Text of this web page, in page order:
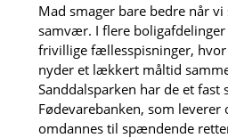
Mad smager bare bedre når
samvær. I flere boligafdelinger
frivillige fællesspisninger,
nyder et lækkert måltid
Sanddalsparken har de et fast
Fødevarebanken, som leverer
omdannes til spændende